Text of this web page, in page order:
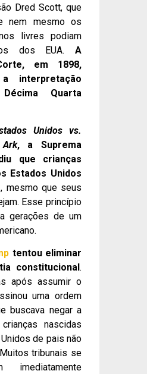
Dred Scott, que
nem mesmo os
livres podiam
dos EUA. A
em 1898,
interpretação
Quarta
Unidos vs.
, a Suprema
que crianças
Estados Unidos
, mesmo que seus
Esse princípio
gerações de um
tentou eliminar
constitucional .
após assumir o
uma ordem
buscava negar a
nascidas
de pais não
tribunais se
imediatamente